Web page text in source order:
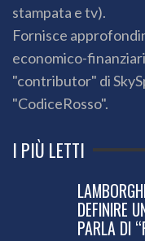
stampata e tv).
Fornisce
economico-
"contributor" di
"CodiceRosso".
I PIÙ LETTI
DEFINIRE
PARLA DI